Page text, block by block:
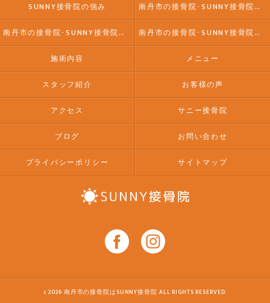
SUNNY接骨院の強み 南丹市の接骨院･SUNNY接骨院の口コミ情報
南丹市の接骨院･SUNNY接骨院の評判 南丹市の接骨院･SUNNY接骨院のお客様の声
施術内容 メニュー
スタッフ紹介 お客様の声
アクセス サニー接骨院
ブログ お問い合わせ
プライバシーポリシー サイトマップ
c 2026 南丹市の接骨院はSUNNY接骨院 ALL RIGHTS RESERVED.